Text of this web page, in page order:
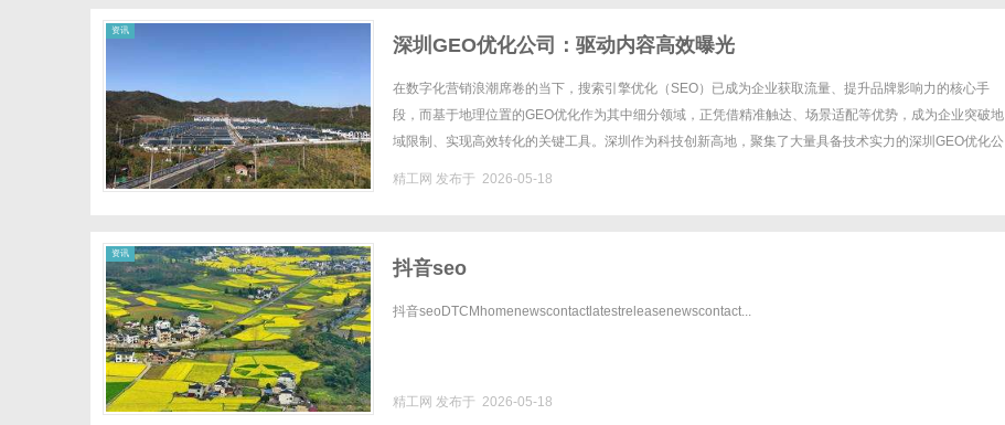
资讯
深圳GEO优化公司：驱动内容高效曝光
在数字化营销浪潮席卷的当下，搜索引擎优化（SEO）已成为企业获取流量、提升品牌影响力的核心手
段，而基于地理位置的GEO优化作为其中细分领域，正凭借精准触达、场景适配等优势，成为企业突破地
域限制、实现高效转化的关键工具。深圳作为科技创新高地，聚集了大量具备技术实力的深圳GEO优化公
精工网 发布于 2026-05-18
资讯
抖音seo
抖音seoDTCMhomenewscontactlatestreleasenewscontact...
精工网 发布于 2026-05-18